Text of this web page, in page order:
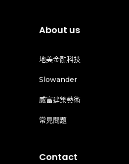
About us
地美金融科技
Slowander
威富建築藝術
常見問題
Contact